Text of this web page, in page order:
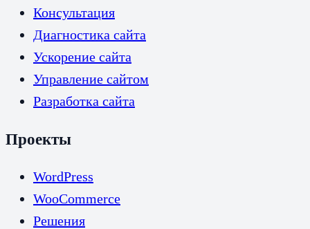
Консультация
Диагностика сайта
Ускорение сайта
Управление сайтом
Разработка сайта
Проекты
WordPress
WooCommerce
Решения